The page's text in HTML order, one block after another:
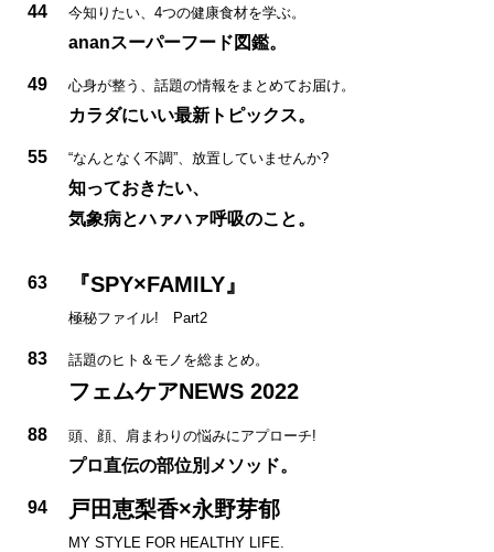
44 今知りたい、4つの健康食材を学ぶ。
ananスーパーフード図鑑。
49 心身が整う、話題の情報をまとめてお届け。
カラダにいい最新トピックス。
55 “なんとなく不調”、放置していませんか?
知っておきたい、
気象病とハァハァ呼吸のこと。
63 『SPY×FAMILY』
極秘ファイル! Part2
83 話題のヒト＆モノを総まとめ。
フェムケアNEWS 2022
88 頭、顔、肩まわりの悩みにアプローチ!
プロ直伝の部位別メソッド。
94 戸田恵梨香×永野芽郁
MY STYLE FOR HEALTHY LIFE.